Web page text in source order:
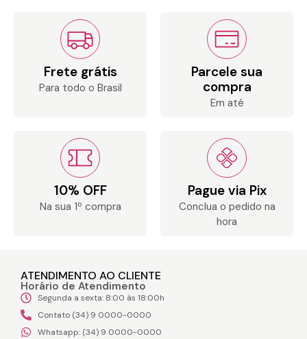
Frete grátis
Para todo o Brasil
Parcele sua
compra
Em até
10% OFF
Na sua 1º compra
Pague via Pix
Conclua o pedido na
hora
ATENDIMENTO AO CLIENTE
Horário de Atendimento
Segunda a sexta: 8:00 às 18:00h
Contato (34) 9 0000-0000
Whatsapp: (34) 9 0000-0000